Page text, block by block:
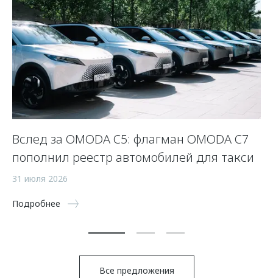
Вслед за OMODA C5: флагман OMODA C7
пополнил реестр автомобилей для такси
31 июля 2026
Подробнее
Все предложения